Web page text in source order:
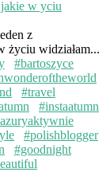
z
życiu widziałam...
#bartoszyce
#travel
#instaatumn
#polishblogger
#goodnight